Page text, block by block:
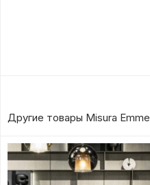
Другие товары Misura Emme